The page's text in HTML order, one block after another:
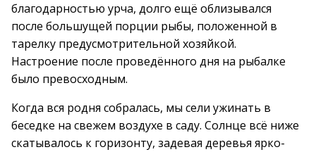
благодарностью урча, долго ещё облизывался
после большущей порции рыбы, положенной в
тарелку предусмотрительной хозяйкой.
Настроение после проведённого дня на рыбалке
было превосходным.
Когда вся родня собралась, мы сели ужинать в
беседке на свежем воздухе в саду. Солнце всё ниже
скатывалось к горизонту, задевая деревья ярко-